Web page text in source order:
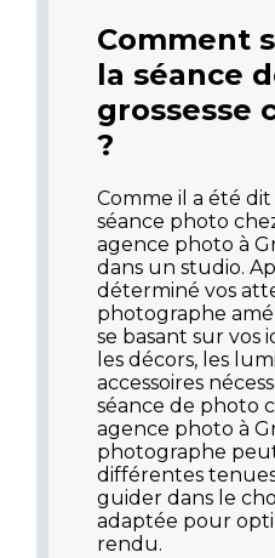
Comment
la séance
grossesse
?
Comme il a été
séance photo
agence photo à
dans un studio.
déterminé vos
photographe
se basant sur vos
les décors, les
accessoires
séance de photo
agence photo à
photographe
différentes
guider dans le
adaptée pour
rendu.